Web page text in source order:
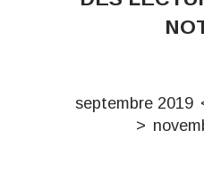
septembre 2019